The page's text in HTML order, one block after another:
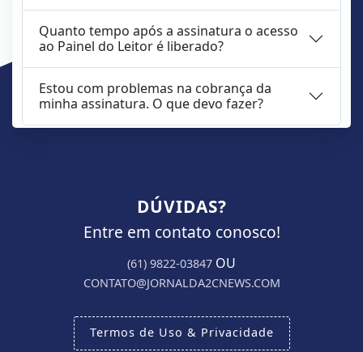
Quanto tempo após a assinatura o acesso
ao Painel do Leitor é liberado?
Estou com problemas na cobrança da
minha assinatura. O que devo fazer?
DÚVIDAS?
Entre em contato conosco!
(61) 9822-03847 OU
CONTATO@JORNALDA2CNEWS.COM
Termos de Uso & Privacidade